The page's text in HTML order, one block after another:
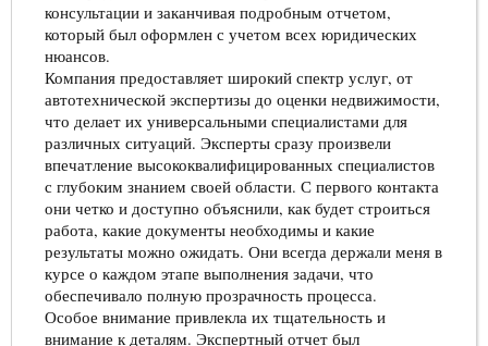
консультации и заканчивая подробным отчетом,
который был оформлен с учетом всех юридических
нюансов.
Компания предоставляет широкий спектр услуг, от
автотехнической экспертизы до оценки недвижимости,
что делает их универсальными специалистами для
различных ситуаций. Эксперты сразу произвели
впечатление высококвалифицированных специалистов
с глубоким знанием своей области. С первого контакта
они четко и доступно объяснили, как будет строиться
работа, какие документы необходимы и какие
результаты можно ожидать. Они всегда держали меня в
курсе о каждом этапе выполнения задачи, что
обеспечивало полную прозрачность процесса.
Особое внимание привлекла их тщательность и
внимание к деталям. Экспертный отчет был